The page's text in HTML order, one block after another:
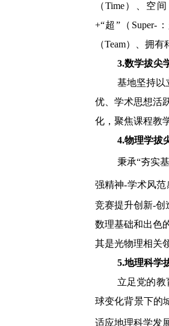
（Time）、空
+“超”（Super-
（Team）、拥
3.数学拔尖
基地坚持以
优、学术思想活
化，聚焦课程教
4.物理学拔
秉承“夯实
强精神-学术风范
竞赛提升创新-创
数理基础和出色
其是光物理相关
5.地理科学
立足党的
球变化背景下的
适应地理科学发